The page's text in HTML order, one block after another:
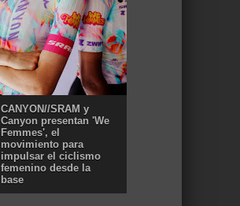
CANYON//SRAM y
Canyon presentan 'We
Femmes', el
movimiento para
impulsar el ciclismo
femenino desde la
base